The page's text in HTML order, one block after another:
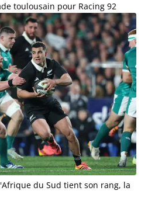
toulousain pour Racing 92
du Sud tient son rang, la